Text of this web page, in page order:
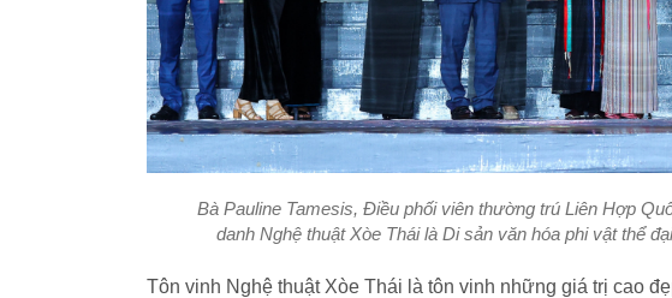
Bà Pauline Tamesis, Điều phối viên thường trú Liên Hợp
danh Nghệ thuật Xòe Thái là Di sản văn hóa phi vật thể
Tôn vinh Nghệ thuật Xòe Thái là tôn vinh những giá trị cao